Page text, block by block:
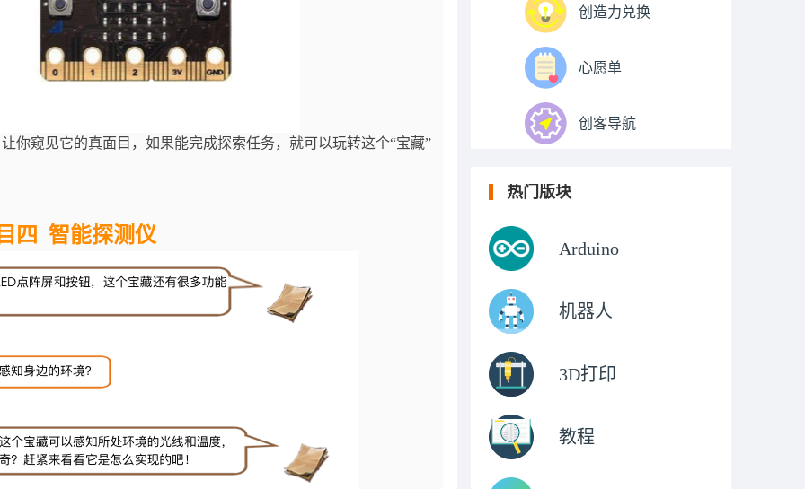
窥见它的真面目，如果能完成探索任务，就可以玩转这个“宝藏”
四 智能探测仪
创造力兑换
心愿单
创客导航
热门版块
Arduino
机器人
3D打印
教程